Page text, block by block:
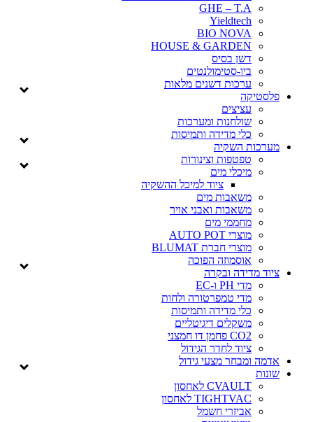
GHE – T.A
Yieldtech
BIO NOVA
HOUSE & GARDEN
דשן בסיס
ביו-סטימולנטים
ערכות דשנים מלאות
פלסטיקה
עציצים
שולחנות ומערכות
כלי מדידה ותמיסות
מערכות השקיה
טפטפות וצינורות
מיכלי מים
ציוד למיכל ההשקיה
משאבות מים
משאבות ואבני אויר
מחממי מים
מוצרי AUTO POT
מוצרי חברת BLUMAT
אוסמוזה הפוכה
ציוד מדידה ובקרה
מדי PH ו-EC
מדי טמפרטורה ולחות
כלי מדידה ותמיסות
משקלים דיגיטליים
CO2 פחמן דו חמצני
ציוד לחדר הגידול
אדמה ומבחר מצעי גידול
שונות
CVAULT לאחסון
TIGHTVAC לאחסון
אביזרי חשמל